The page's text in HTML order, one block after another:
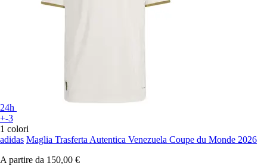
24h
+-3
1 colori
adidas Maglia Trasferta Autentica Venezuela Coupe du Monde 2026
A partire da 150,00 €